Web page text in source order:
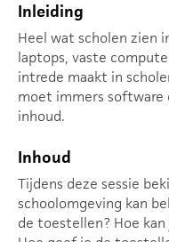
Inleiding
Heel wat scholen zien
laptops, vaste
intrede maakt in
moet immers software
inhoud.
Inhoud
Tijdens deze sessie
schoolomgeving kan
de toestellen? Hoe